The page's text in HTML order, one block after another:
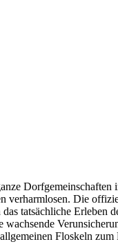
Die
tatsächliche
Floskeln zum